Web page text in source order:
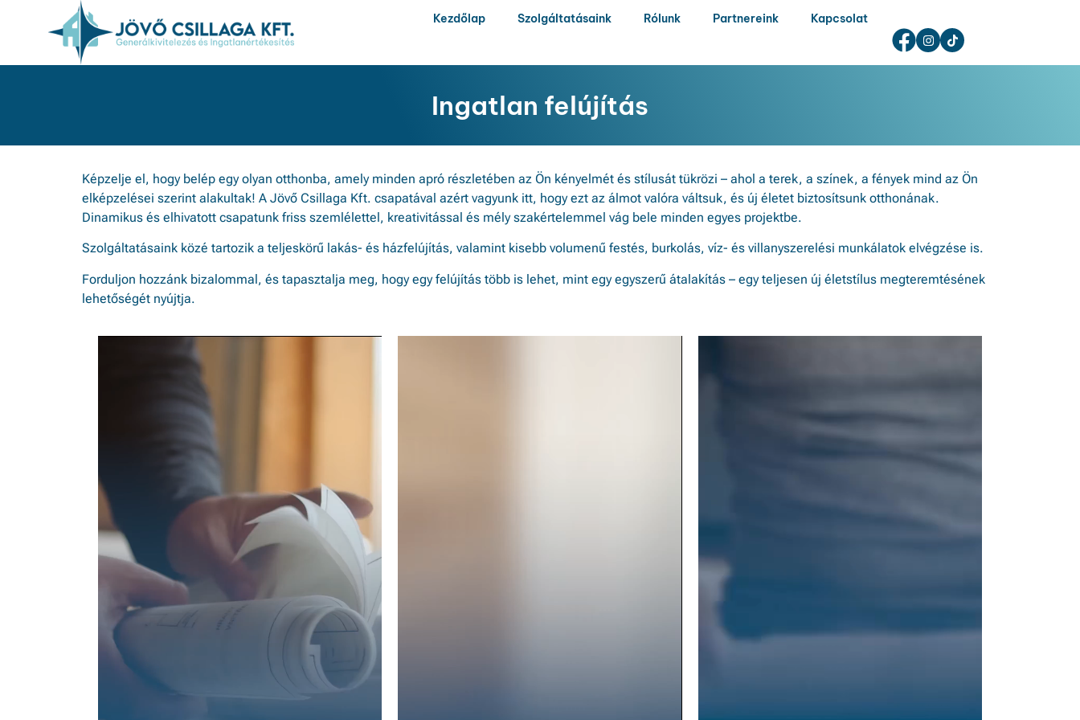
Kezdőlap Szolgáltatásaink Rólunk Partnereink Kapcsolat
Ingatlan felújítás
Képzelje el, hogy belép egy olyan otthonba, amely minden apró részletében az Ön kényelmét és stílusát tükrözi – ahol a terek, a színek, a fények mind az Ön
elképzelései szerint alakultak! A Jövő Csillaga Kft. csapatával azért vagyunk itt, hogy ezt az álmot valóra váltsuk, és új életet biztosítsunk otthonának.
Dinamikus és elhivatott csapatunk friss szemlélettel, kreativitással és mély szakértelemmel vág bele minden egyes projektbe.
Szolgáltatásaink közé tartozik a teljeskörű lakás- és házfelújítás, valamint kisebb volumenű festés, burkolás, víz- és villanyszerelési munkálatok elvégzése is.
Forduljon hozzánk bizalommal, és tapasztalja meg, hogy egy felújítás több is lehet, mint egy egyszerű átalakítás – egy teljesen új életstílus megteremtésének
lehetőségét nyújtja.